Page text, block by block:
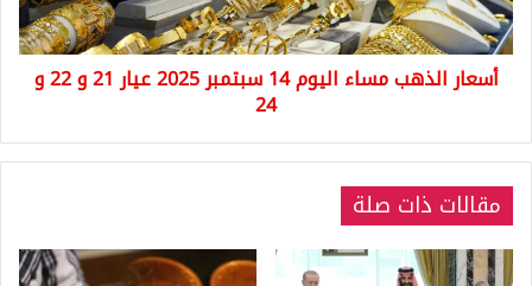
عيار
21
24
أسعار الذهب مساء اليوم 14 سبتمبر 2025 عيار 21 و 22 و
24
مقالات ذات صلة